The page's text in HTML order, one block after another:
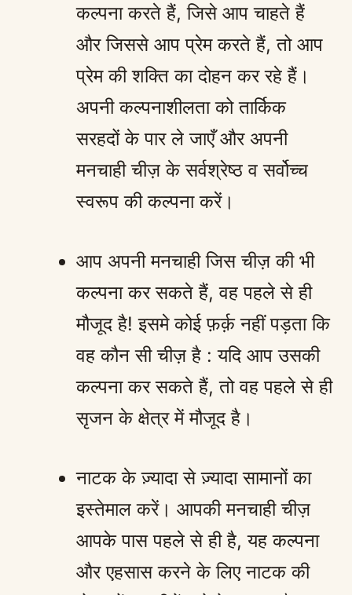
कल्पना करते हैं, जिसे आप चाहते हैं
और जिससे आप प्रेम करते हैं, तो आप
प्रेम की शक्ति का दोहन कर रहे हैं।
अपनी कल्पनाशीलता को तार्किक
सरहदों के पार ले जाएँ और अपनी
मनचाही चीज़ के सर्वश्रेष्ठ व सर्वोच्च
स्वरूप की कल्पना करें।
आप अपनी मनचाही जिस चीज़ की भी
कल्पना कर सकते हैं, वह पहले से ही
मौजूद है! इसमे कोई फ़र्क़ नहीं पड़ता कि
वह कौन सी चीज़ है : यदि आप उसकी
कल्पना कर सकते हैं, तो वह पहले से ही
सृजन के क्षेत्र में मौजूद है।
नाटक के ज़्यादा से ज़्यादा सामानों का
इस्तेमाल करें। आपकी मनचाही चीज़
आपके पास पहले से ही है, यह कल्पना
और एहसास करने के लिए नाटक की